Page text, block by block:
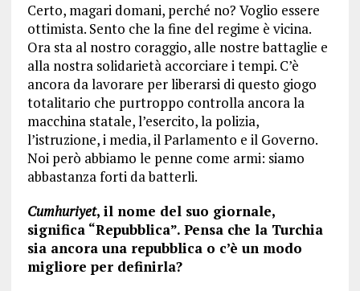
Certo, magari domani, perché no? Voglio essere
ottimista. Sento che la fine del regime è vicina.
Ora sta al nostro coraggio, alle nostre battaglie e
alla nostra solidarietà accorciare i tempi. C’è
ancora da lavorare per liberarsi di questo giogo
totalitario che purtroppo controlla ancora la
macchina statale, l’esercito, la polizia,
l’istruzione, i media, il Parlamento e il Governo.
Noi però abbiamo le penne come armi: siamo
abbastanza forti da batterli.
Cumhuriyet, il nome del suo giornale,
significa “Repubblica”. Pensa che la Turchia
sia ancora una repubblica o c’è un modo
migliore per definirla?